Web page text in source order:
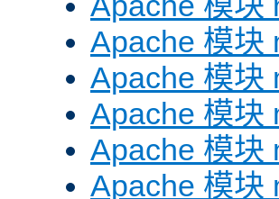
Apache 模块
Apache 模块
Apache 模块
Apache 模块
Apache 模块